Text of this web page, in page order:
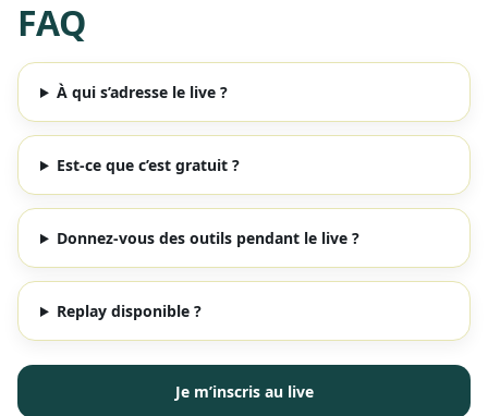
FAQ
À qui s’adresse le live ?
Est-ce que c’est gratuit ?
Donnez-vous des outils pendant le live ?
Replay disponible ?
Je m’inscris au live